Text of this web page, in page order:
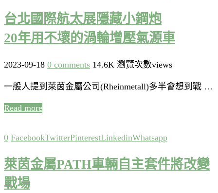
台北國際航太展隱藏小鋼炮
20年用不壞的渦輪增壓氣源車
2023-09-18 0 comments 14.6K 瀏覽次數views
一般人提到萊茵金屬公司(Rheinmetall)多半會想到戰 …
Read more
0 FacebookTwitterPinterestLinkedinWhatsapp
萊茵金屬PATH車輛自主套件將改變
戰場